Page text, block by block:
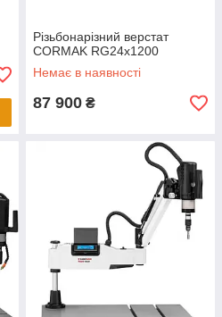
Різьбонарізний верстат
CORMAK RG24x1200
Немає в наявності
87 900 ₴